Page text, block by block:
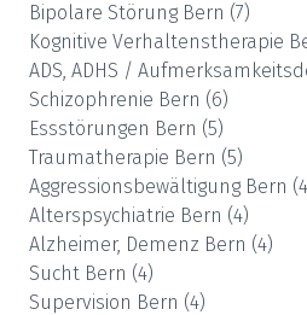
Bipolare Störung Bern (7)
Kognitive Verhaltenstherapie
ADS, ADHS /
Schizophrenie Bern (6)
Essstörungen Bern (5)
Traumatherapie Bern (5)
Aggressionsbewältigung Bern (4
Alterspsychiatrie Bern (4)
Alzheimer, Demenz Bern (4)
Sucht Bern (4)
Supervision Bern (4)